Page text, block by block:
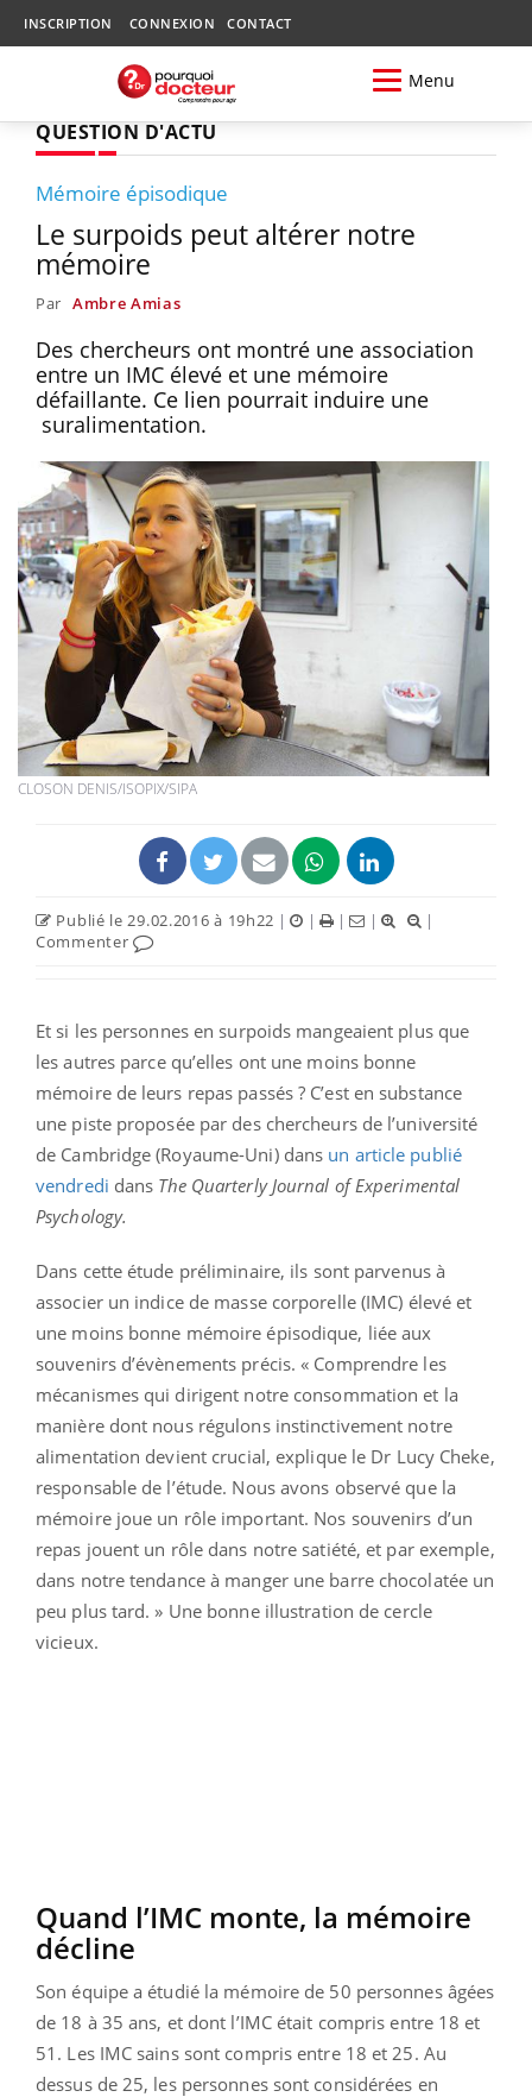
INSCRIPTION CONNEXION CONTACT
Menu
QUESTION D'ACTU
Mémoire épisodique
Le surpoids peut altérer notre
mémoire
Par Ambre Amias
Des chercheurs ont montré une association
entre un IMC élevé et une mémoire
défaillante. Ce lien pourrait induire une
suralimentation.
CLOSON DENIS/ISOPIX/SIPA
Publié le 29.02.2016 à 19h22 | | | |
|
Commenter
Et si les personnes en surpoids mangeaient plus que
les autres parce qu’elles ont une moins bonne
mémoire de leurs repas passés ? C’est en substance
une piste proposée par des chercheurs de l’université
de Cambridge (Royaume-Uni) dans un article publié
vendredi dans The Quarterly Journal of Experimental
Psychology.
Dans cette étude préliminaire, ils sont parvenus à
associer un indice de masse corporelle (IMC) élevé et
une moins bonne mémoire épisodique, liée aux
souvenirs d’évènements précis. « Comprendre les
mécanismes qui dirigent notre consommation et la
manière dont nous régulons instinctivement notre
alimentation devient crucial, explique le Dr Lucy Cheke,
responsable de l’étude. Nous avons observé que la
mémoire joue un rôle important. Nos souvenirs d’un
repas jouent un rôle dans notre satiété, et par exemple,
dans notre tendance à manger une barre chocolatée un
peu plus tard. » Une bonne illustration de cercle
vicieux.
Quand l’IMC monte, la mémoire
décline
Son équipe a étudié la mémoire de 50 personnes âgées
de 18 à 35 ans, et dont l’IMC était compris entre 18 et
51. Les IMC sains sont compris entre 18 et 25. Au
dessus de 25, les personnes sont considérées en